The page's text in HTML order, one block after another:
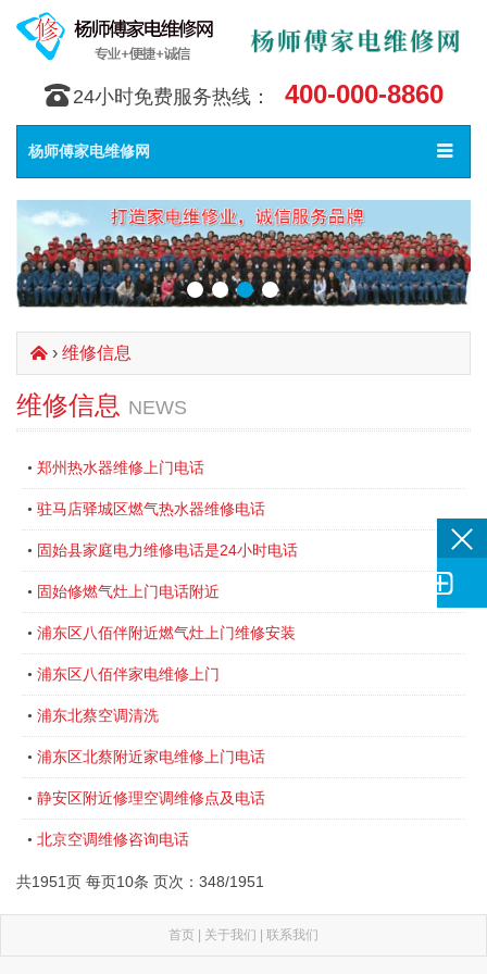
󰇯 24小时免费服务热线： 400-000-8860
Toggle
󰀥
杨师傅家电维修网
󰄫 › 维修信息
维修信息 NEWS
• 郑州热水器维修上门电话
• 驻马店驿城区燃气热水器维修电话
• 固始县家庭电力维修电话是24小时电话
• 固始修燃气灶上门电话附近
• 浦东区八佰伴附近燃气灶上门维修安装
• 浦东区八佰伴家电维修上门
• 浦东北蔡空调清洗
• 浦东区北蔡附近家电维修上门电话
• 静安区附近修理空调维修点及电话
• 北京空调维修咨询电话
共1951页 每页10条 页次：348/1951
首页 | 关于我们 | 联系我们
